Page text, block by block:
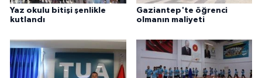
Yaz okulu bitişi şenlikle
kutlandı
Gaziantep'te öğrenci
olmanın maliyeti